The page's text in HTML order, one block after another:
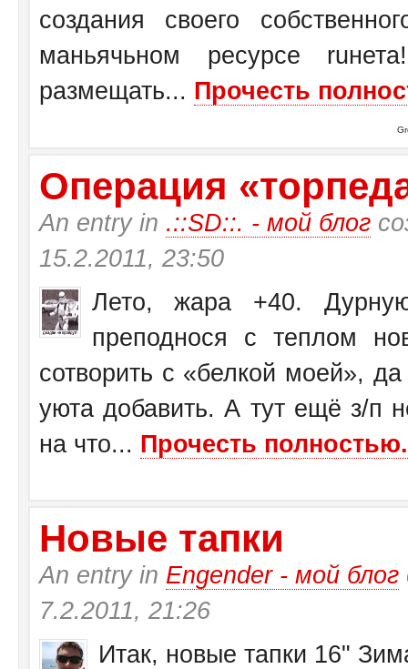
создания своего
маньячьном ресурсе
размещать... Прочесть
Операция
An entry in .::SD::. - мой блог
15.2.2011, 23:50
Лето, жара +40.
преподнося с теплом
сотворить с «белкой моей»,
уюта добавить. А тут ещё з/п
на что... Прочесть
Новые тапки
An entry in Engender - мой блог
7.2.2011, 21:26
Итак, новые тапки 16"